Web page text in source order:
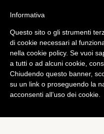
Informativa
Questo sito o gli strumenti
di cookie necessari al
nella cookie policy. Se vuoi
a tutti o ad alcuni cookie,
Chiudendo questo banner,
su un link o proseguendo la
acconsenti all’uso dei cookie.